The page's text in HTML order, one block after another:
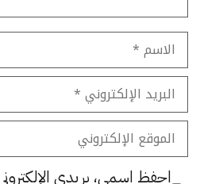
الاسم
البريد
الإلكتروني
الموقع
الإلكتروني
احفظ اسمي، بريدي